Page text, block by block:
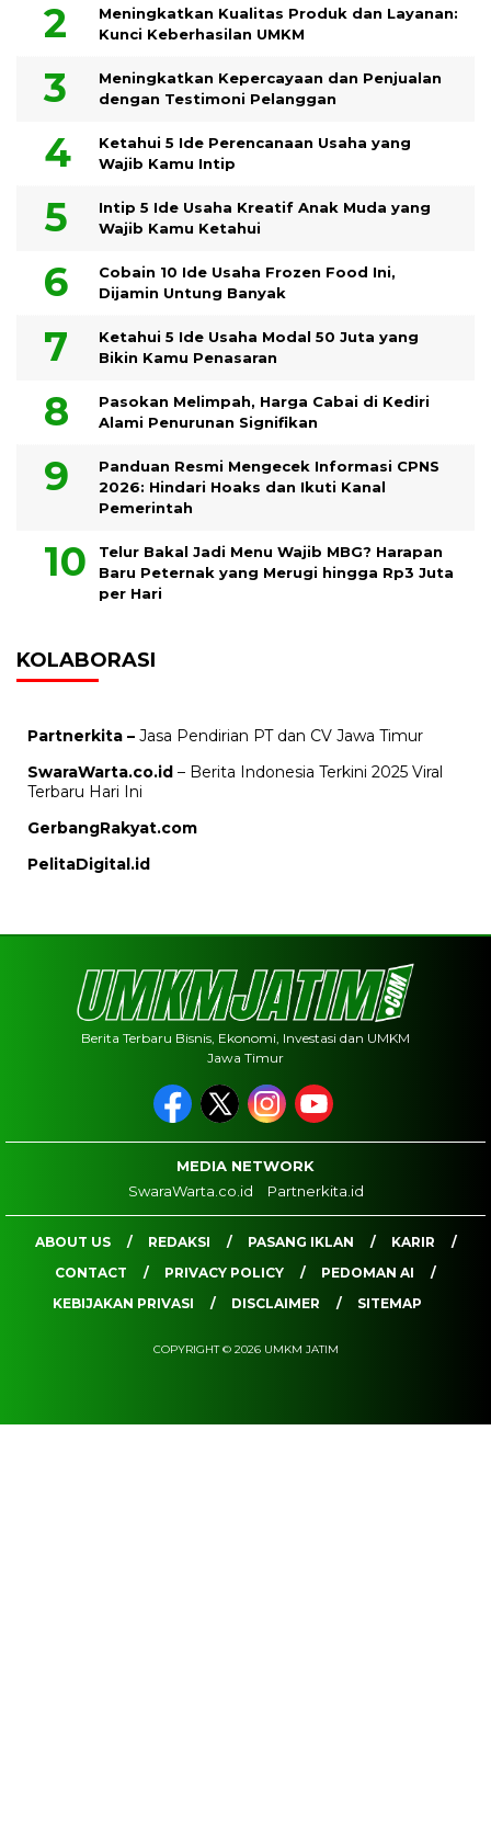
Meningkatkan Kualitas Produk dan Layanan:
Kunci Keberhasilan UMKM
Meningkatkan Kepercayaan dan Penjualan
dengan Testimoni Pelanggan
Ketahui 5 Ide Perencanaan Usaha yang
Wajib Kamu Intip
Intip 5 Ide Usaha Kreatif Anak Muda yang
Wajib Kamu Ketahui
Cobain 10 Ide Usaha Frozen Food Ini,
Dijamin Untung Banyak
Ketahui 5 Ide Usaha Modal 50 Juta yang
Bikin Kamu Penasaran
Pasokan Melimpah, Harga Cabai di Kediri
Alami Penurunan Signifikan
Panduan Resmi Mengecek Informasi CPNS
2026: Hindari Hoaks dan Ikuti Kanal
Pemerintah
Telur Bakal Jadi Menu Wajib MBG? Harapan
Baru Peternak yang Merugi hingga Rp3 Juta
per Hari
KOLABORASI
Partnerkita – Jasa Pendirian PT dan CV Jawa Timur
SwaraWarta.co.id – Berita Indonesia Terkini 2025 Viral
Terbaru Hari Ini
GerbangRakyat.com
PelitaDigital.id
Berita Terbaru Bisnis, Ekonomi, Investasi dan UMKM
Jawa Timur
MEDIA NETWORK
SwaraWarta.co.id
Partnerkita.id
ABOUT US REDAKSI PASANG IKLAN
KARIR
CONTACT
PRIVACY POLICY
PEDOMAN AI
KEBIJAKAN PRIVASI
DISCLAIMER SITEMAP
COPYRIGHT © 2026 UMKM JATIM